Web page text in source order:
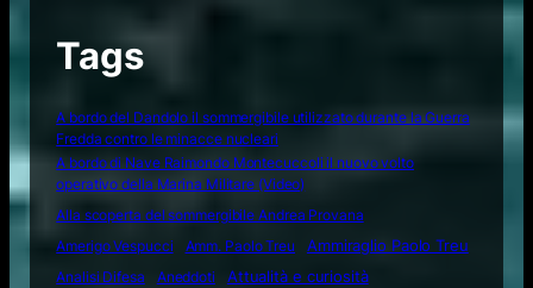
Tags
A bordo del Dandolo il sommergibile utilizzato durante la Guerra
Fredda contro le minacce nucleari
A bordo di Nave Raimondo Montecuccoli il nuovo volto
operativo della Marina Militare (Video)
Alla scoperta del sommergibile Andrea Provana
Amerigo Vespucci
Amm. Paolo Treu
Ammiraglio Paolo Treu
Analisi Difesa
Aneddoti Attualità e curiosità